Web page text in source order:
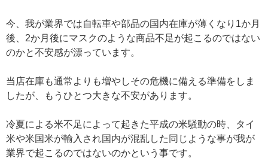
今、我が業界では自転車や部品の国内在庫が薄くなり1か月
後、2か月後にマスクのような商品不足が起こるのではない
のかと不安感が漂っています。
当店在庫も通常よりも増やしその危機に備える準備をしま
したが、もうひとつ大きな不安があります。
冷夏による米不足によって起きた平成の米騒動の時、タイ
米や米国米が輸入され国内が混乱した同じような事が我が
業界で起こるのではないのかという事です。